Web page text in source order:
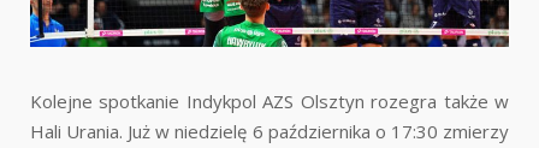
Kolejne spotkanie Indykpol AZS Olsztyn rozegra także w
Hali Urania. Już w niedzielę 6 października o 17:30 zmierzy